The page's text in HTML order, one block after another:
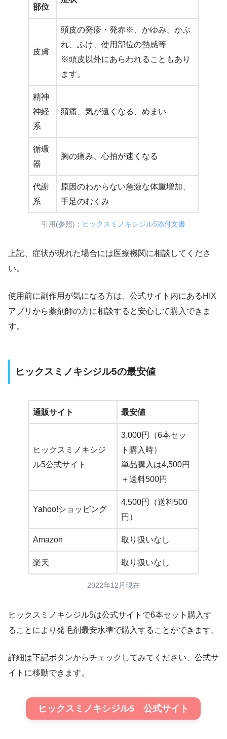
部位
皮膚
頭皮の発疹・発赤※、かゆみ、かぶ
れ、ふけ、使用部位の熱感等
※頭皮以外にあらわれることもあり
ます。
精神
神経
系
頭痛、気が遠くなる、めまい
循環
器
胸の痛み、心拍が速くなる
代謝
系
原因のわからない急激な体重増加、
手足のむくみ
引用(参照)： ヒックスミノキシジル5添付文書
上記、症状が現れた場合には医療機関に相談してくださ
い。
使用前に副作用が気になる方は、公式サイト内にあるHIX
アプリから薬剤師の方に相談すると安心して購入できま
す。
ヒックスミノキシジル5の最安値
通販サイト 最安値
ヒックスミノキシジ
ル5公式サイト
3,000円（6本セッ
ト購入時）
単品購入は4,500円
＋送料500円
Yahoo!ショッピング
4,500円（送料500
円）
Amazon 取り扱いなし
楽天 取り扱いなし
2022年12月現在
ヒックスミノキシジル5は公式サイトで6本セット購入す
ることにより発毛剤最安水準で購入することができます。
詳細は下記ボタンからチェックしてみてください、公式サ
イトに移動できます。
ヒックスミノキシジル5 公式サイト